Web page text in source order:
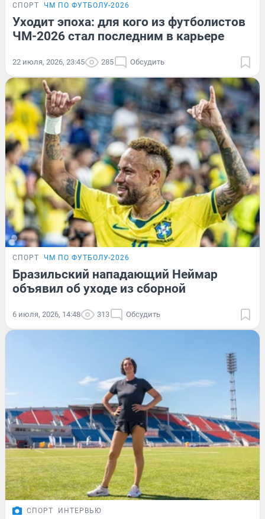
СПОРТ ЧМ ПО ФУТБОЛУ-2026
Уходит эпоха: для кого из футболистов
ЧМ-2026 стал последним в карьере
22 июля, 2026, 23:45 285 Обсудить
СПОРТ ЧМ ПО ФУТБОЛУ-2026
Бразильский нападающий Неймар
объявил об уходе из сборной
6 июля, 2026, 14:48 313 Обсудить
СПОРТ ИНТЕРВЬЮ